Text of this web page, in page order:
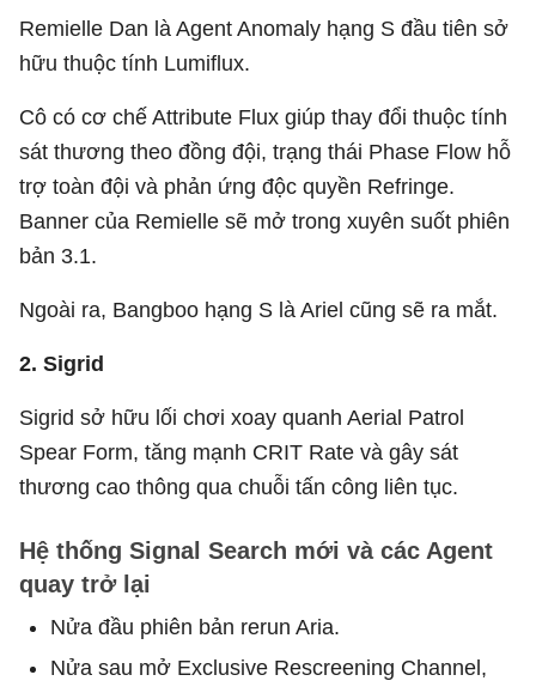
Remielle Dan là Agent Anomaly hạng S đầu tiên sở
hữu thuộc tính Lumiflux.
Cô có cơ chế Attribute Flux giúp thay đổi thuộc tính
sát thương theo đồng đội, trạng thái Phase Flow hỗ
trợ toàn đội và phản ứng độc quyền Refringe.
Banner của Remielle sẽ mở trong xuyên suốt phiên
bản 3.1.
Ngoài ra, Bangboo hạng S là Ariel cũng sẽ ra mắt.
2. Sigrid
Sigrid sở hữu lối chơi xoay quanh Aerial Patrol
Spear Form, tăng mạnh CRIT Rate và gây sát
thương cao thông qua chuỗi tấn công liên tục.
Hệ thống Signal Search mới và các Agent
quay trở lại
Nửa đầu phiên bản rerun Aria.
Nửa sau mở Exclusive Rescreening Channel,